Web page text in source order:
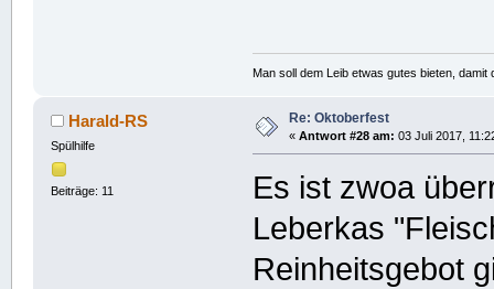
Man soll dem Leib etwas gutes bieten,
Harald-RS
Spülhilfe
Beiträge: 11
Re: Oktoberfest
« Antwort #28 am: 03 Juli 2017,
Es ist zwoa
Leberkas
Reinheitsgebot